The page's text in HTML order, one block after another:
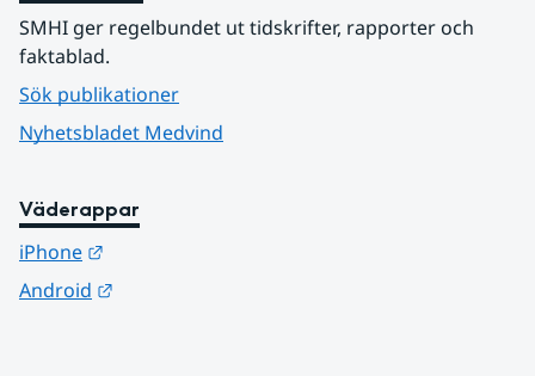
SMHI ger regelbundet ut tidskrifter, rapporter och
faktablad.
Sök publikationer
Nyhetsbladet Medvind
Väderappar
iPhone
Android